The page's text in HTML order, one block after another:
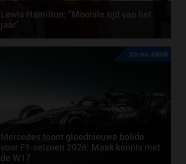
Lewis Hamilton: “Mooiste tijd van het
jaar”
Het Formule 1-seizoen van 2026 staat op het punt
van beginnen, volgens Lewis Hamilton is dat de...
22-01-2026
Mercedes toont gloednieuwe bolide
voor F1-seizoen 2026: Maak kennis met
de W17